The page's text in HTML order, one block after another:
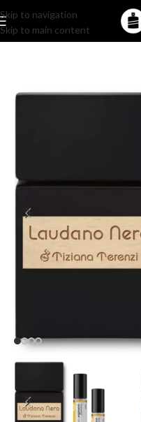
Skip to navigation
Skip to main content
Home/Pakovanje/